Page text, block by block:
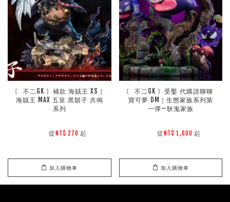
〘 不二GK 〙補款 海賊王 XS｜
海賊王 MAX 五皇 黑鬍子 共鳴
系列
        從
NT$ 270 起
加入購物車
〘 不二GK 〙受鑿 代購請聊聊
寶可夢 DM｜生態家族系列第
一彈—耿鬼家族
        從
NT$ 1,600 起
加入購物車